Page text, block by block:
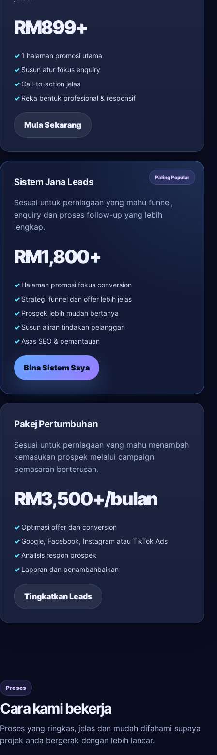
RM899+
1 halaman promosi utama
Susun atur fokus enquiry
Call-to-action jelas
Reka bentuk profesional & responsif
Mula Sekarang
Paling Popular
Sistem Jana Leads
Sesuai untuk perniagaan yang mahu funnel,
enquiry dan proses follow-up yang lebih
lengkap.
RM1,800+
Halaman promosi fokus conversion
Strategi funnel dan offer lebih jelas
Prospek lebih mudah bertanya
Susun aliran tindakan pelanggan
Asas SEO & pemantauan
Bina Sistem Saya
Pakej Pertumbuhan
Sesuai untuk perniagaan yang mahu menambah
kemasukan prospek melalui campaign
pemasaran berterusan.
RM3,500+/bulan
Optimasi offer dan conversion
Google, Facebook, Instagram atau TikTok Ads
Analisis respon prospek
Laporan dan penambahbaikan
Tingkatkan Leads
Proses
Cara kami bekerja
Proses yang ringkas, jelas dan mudah difahami supaya
projek anda bergerak dengan lebih lancar.